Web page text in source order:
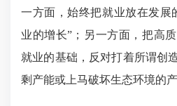
一方面，始终把就业放在发展
业的增长”；另一方面，把高
就业的基础，反对打着所谓创
剩产能或上马破坏生态环境的产